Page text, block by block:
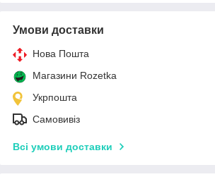
Умови доставки
Нова Пошта
Магазини Rozetka
Укрпошта
Самовивіз
Всі умови доставки